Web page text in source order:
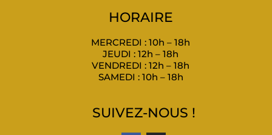
HORAIRE
MERCREDI : 10h – 18h
JEUDI : 12h – 18h
VENDREDI : 12h – 18h
SAMEDI : 10h – 18h
SUIVEZ-NOUS !